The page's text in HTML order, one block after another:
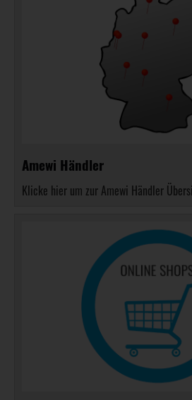
Amewi Händler
Klicke hier um zur Amewi Händler